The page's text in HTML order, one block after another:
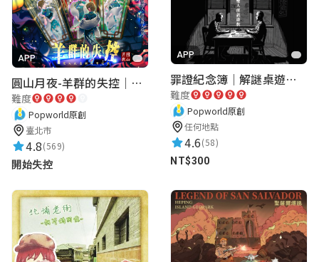
APP
圓山月夜-羊群的失控｜圓山飯店 ARG實境解謎遊戲
難度
Popworld原創
臺北市
4.8(569)
開始失控
APP
罪證紀念簿｜解謎桌遊｜警匪偵訊｜室內遊戲
難度
Popworld原創
任何地點
4.6(58)
NT$300